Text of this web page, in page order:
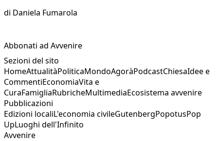
di Daniela Fumarola
Abbonati ad Avvenire
Sezioni del sito
HomeAttualitàPoliticaMondoAgoràPodcastChiesaIdee e
CommentiEconomiaVita e
CuraFamigliaRubricheMultimediaEcosistema avvenire
Pubblicazioni
Edizioni localiL'economia civileGutenbergPopotusPop
UpLuoghi dell'Infinito
Avvenire